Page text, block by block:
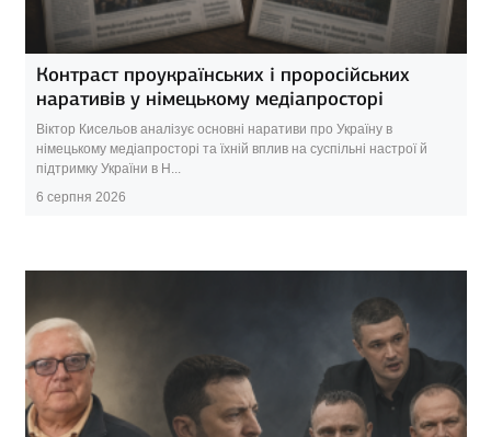
Контраст проукраїнських і проросійських
наративів у німецькому медіапросторі
Віктор Кисельов аналізує основні наративи про Україну в
німецькому медіапросторі та їхній вплив на суспільні настрої й
підтримку України в Н...
6 серпня 2026